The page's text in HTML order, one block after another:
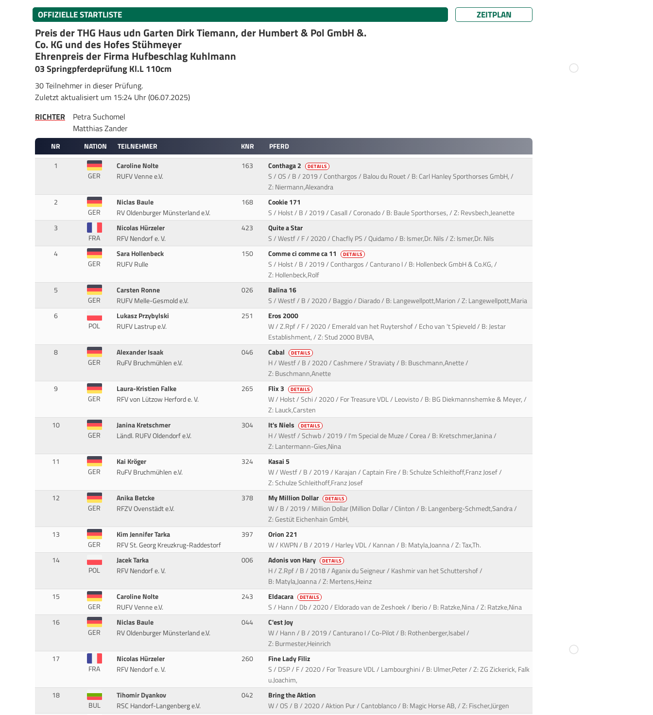
OFFIZIELLE STARTLISTE ZEITPLAN
Preis der THG Haus udn Garten Dirk Tiemann, der Humbert & Pol GmbH &.
Co. KG und des Hofes Stühmeyer
Ehrenpreis der Firma Hufbeschlag Kuhlmann
03 Springpferdeprüfung Kl.L 110cm
30 Teilnehmer in dieser Prüfung.
Zuletzt aktualisiert um 15:24 Uhr (06.07.2025)
RICHTER
Petra Suchomel
Matthias Zander
NR NATION TEILNEHMER KNR
PFERD
1
GER
Caroline Nolte
RUFV Venne e.V.
163 Conthaga 2 DETAILS
S / OS / B / 2019 / Conthargos / Balou du Rouet / B: Carl Hanley Sporthorses GmbH, /
Z: Niermann,Alexandra
2
GER
Niclas Baule
RV Oldenburger Münsterland e.V.
168
Cookie 171
S / Holst / B / 2019 / Casall / Coronado / B: Baule Sporthorses, / Z: Revsbech,Jeanette
3
FRA
Nicolas Hürzeler
RFV Nendorf e. V.
423
Quite a Star
S / Westf / F / 2020 / Chacfly PS / Quidamo / B: Ismer,Dr. Nils / Z: Ismer,Dr. Nils
4
GER
Sara Hollenbeck
RUFV Rulle
150 Comme ci comme ca 11 DETAILS
S / Holst / B / 2019 / Conthargos / Canturano I / B: Hollenbeck GmbH & Co.KG, /
Z: Hollenbeck,Rolf
5
GER
Carsten Ronne
RUFV Melle-Gesmold e.V.
026
Balina 16
S / Westf / B / 2020 / Baggio / Diarado / B: Langewellpott,Marion / Z: Langewellpott,Maria
6
POL
Lukasz Przybylski
RUFV Lastrup e.V.
251
Eros 2000
W / Z.Rpf / F / 2020 / Emerald van het Ruytershof / Echo van 't Spieveld / B: Jestar
Establishment, / Z: Stud 2000 BVBA,
8
GER
Alexander Isaak
RuFV Bruchmühlen e.V.
046 Cabal DETAILS
H / Westf / B / 2020 / Cashmere / Straviaty / B: Buschmann,Anette /
Z: Buschmann,Anette
9
GER
Laura-Kristien Falke
RFV von Lützow Herford e. V.
265 Flix 3 DETAILS
W / Holst / Schi / 2020 / For Treasure VDL / Leovisto / B: BG Diekmannshemke & Meyer, /
Z: Lauck,Carsten
10
GER
Janina Kretschmer
Ländl. RUFV Oldendorf e.V.
304 It's Niels DETAILS
H / Westf / Schwb / 2019 / I'm Special de Muze / Corea / B: Kretschmer,Janina /
Z: Lantermann-Gies,Nina
11
GER
Kai Kröger
RuFV Bruchmühlen e.V.
324
Kasai 5
W / Westf / B / 2019 / Karajan / Captain Fire / B: Schulze Schleithoff,Franz Josef /
Z: Schulze Schleithoff,Franz Josef
12
GER
Anika Betcke
RFZV Ovenstädt e.V.
378 My Million Dollar DETAILS
W / B / 2019 / Million Dollar (Million Dollar / Clinton / B: Langenberg-Schmedt,Sandra /
Z: Gestüt Eichenhain GmbH,
13
GER
Kim Jennifer Tarka
RFV St. Georg Kreuzkrug-Raddestorf
397
Orion 221
W / KWPN / B / 2019 / Harley VDL / Kannan / B: Matyla,Joanna / Z: Tax,Th.
14
POL
Jacek Tarka
RFV Nendorf e. V.
006 Adonis von Hary DETAILS
H / Z.Rpf / B / 2018 / Aganix du Seigneur / Kashmir van het Schuttershof /
B: Matyla,Joanna / Z: Mertens,Heinz
15
GER
Caroline Nolte
RUFV Venne e.V.
243 Eldacara DETAILS
S / Hann / Db / 2020 / Eldorado van de Zeshoek / Iberio / B: Ratzke,Nina / Z: Ratzke,Nina
16
GER
Niclas Baule
RV Oldenburger Münsterland e.V.
044
C'est Joy
W / Hann / B / 2019 / Canturano I / Co-Pilot / B: Rothenberger,Isabel /
Z: Burmester,Heinrich
17
FRA
Nicolas Hürzeler
RFV Nendorf e. V.
260
Fine Lady Filiz
S / DSP / F / 2020 / For Treasure VDL / Lambourghini / B: Ulmer,Peter / Z: ZG Zickerick, Falk
u.Joachim,
18
BUL
Tihomir Dyankov
RSC Handorf-Langenberg e.V.
042
Bring the Aktion
W / OS / B / 2020 / Aktion Pur / Cantoblanco / B: Magic Horse AB, / Z: Fischer,Jürgen